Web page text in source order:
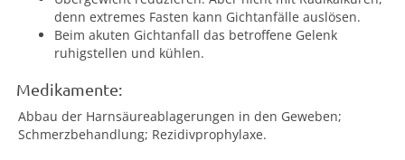
denn extremes Fasten kann Gichtanfälle auslösen.
Beim akuten Gichtanfall das betroffene Gelenk
ruhigstellen und kühlen.
Medikamente:
Abbau der Harnsäureablagerungen in den Geweben;
Schmerzbehandlung; Rezidivprophylaxe.